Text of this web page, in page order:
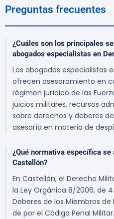
Preguntas frecuentes
¿Cuáles son los principales
abogados especialistas en
Los abogados especialistas
ofrecen asesoramiento en
régimen jurídico de las
juicios militares, recursos
sobre derechos y deberes
asesoría en materia de
¿Qué normativa específica
Castellón?
En Castellón, el Derecho
la Ley Orgánica 8/2006, de
Deberes de los Miembros
de por el Código Penal